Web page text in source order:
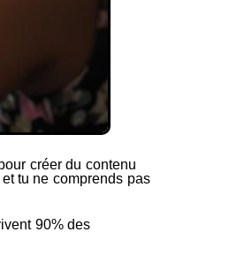
créer du contenu
tu ne comprends pas
90% des